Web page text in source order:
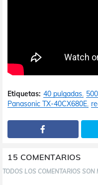
Etiquetas: 40 pulgadas
Panasonic TX-40CX680E
15 COMENTARIOS
TODOS LOS COMENTARIOS SON